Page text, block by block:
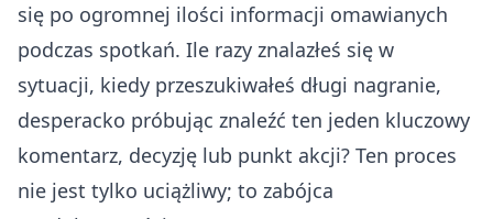
się po ogromnej ilości informacji omawianych
podczas spotkań. Ile razy znalazłeś się w
sytuacji, kiedy przeszukiwałeś długi nagranie,
desperacko próbując znaleźć ten jeden kluczowy
komentarz, decyzję lub punkt akcji? Ten proces
nie jest tylko uciążliwy; to zabójca